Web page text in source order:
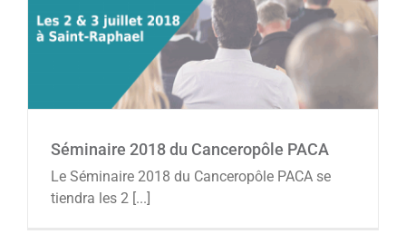
Séminaire 2018 du Canceropôle PACA
Agenda
Séminaire 2018 du Canceropôle PACA
Le Séminaire 2018 du Canceropôle PACA se
tiendra les 2 [...]